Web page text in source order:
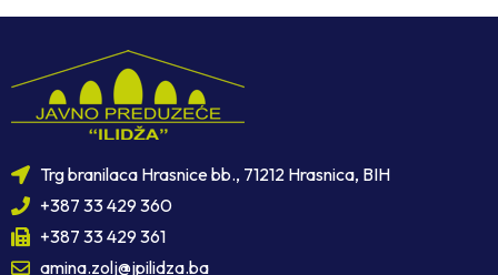
Trg branilaca Hrasnice bb., 71212 Hrasnica, BIH
+387 33 429 360
+387 33 429 361
amina.zolj@jpilidza.ba